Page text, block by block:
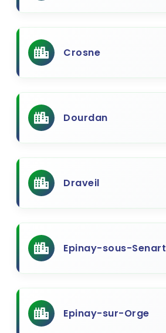
Crosne
Dourdan
Draveil
Epinay-sous-Senart
Epinay-sur-Orge